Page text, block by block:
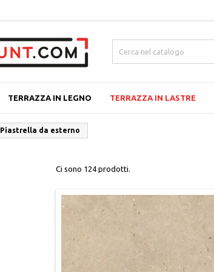
TERRAZZA IN LEGNO TERRAZZA IN LASTRE
Piastrella da esterno
Ci sono 124 prodotti.